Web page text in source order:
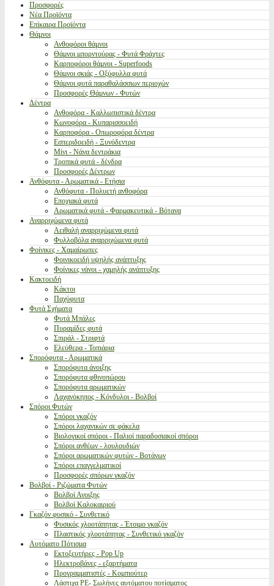
Προσφορές
Νέα Προϊόντα
Επίκαιρα Προϊόντα
Θάμνοι
Ανθοφόροι θάμνοι
Θάμνοι μπορντούρας - Φυτά Φράχτες
Καρποφόροι θάμνοι - Superfoods
Θάμνοι σκιάς - Οξύφυλλα φυτά
Θάμνοι φυτά παραθαλάσσιων περιοχών
Προσφορές Θάμνων - Φυτών
Δέντρα
Ανθοφόρα - Καλλωπιστικά δέντρα
Κωνοφόρα - Κυπαρισσοειδή
Καρποφόρα - Οπωροφόρα δέντρα
Εσπεριδοειδή - Ξυνόδεντρα
Μίνι - Νάνα δεντράκια
Τροπικά φυτά - δένδρα
Προσφορές Δέντρων
Ανθόφυτα - Αρωματικά - Ετήσια
Ανθόφυτα - Πολυετή ανθοφόρα
Εποχιακά φυτά
Αρωματικά φυτά - Φαρμακευτικά - Βότανα
Αναρριχώμενα φυτά
Αειθαλή αναρριχώμενα φυτά
Φυλλοβόλα αναρριχώμενα φυτά
Φοίνικες - Χαμαίρωπες
Φοινικοειδή υψηλής ανάπτυξης
Φοίνικες νάνοι - χαμηλής ανάπτυξης
Κακτοειδή
Κάκτοι
Παχύφυτα
Φυτά Σχήματα
Φυτά Μπάλες
Πυραμίδες φυτά
Σπιράλ - Στριφτά
Ελεύθερα - Τοπιάρια
Σπορόφυτα - Αρωματικά
Σπορόφυτα άνοιξης
Σπορόφυτα φθινοπώρου
Σπορόφυτα αρωματικών
Λαχανόκηπος - Κόνδυλοι - Βολβοί
Σπόροι Φυτών
Σπόροι γκαζόν
Σπόροι λαχανικών σε φάκελα
Βιολογικοί σπόροι - Παλιοί παραδοσιακοί σπόροι
Σπόροι ανθέων - λουλουδιών
Σπόροι αρωματικών φυτών - Βοτάνων
Σπόροι επαγγελματικοί
Προσφορές σπόρων γκαζόν
Βολβοί - Ριζώματα Φυτών
Βολβοί Ανοιξης
Βολβοί Καλοκαιριού
Γκαζόν φυσικό - Συνθετικό
Φυσικός χλοοτάπητας - Έτοιμο γκαζόν
Πλαστικός χλοοτάπητας - Συνθετικό γκαζόν
Αυτόματο Πότισμα
Εκτοξευτήρες - Pop Up
Ηλεκτροβάνες - εξαρτήματα
Προγραμματιστές - Κομπιούτερ
Λάστιχα PE- Σωλήνες αυτόματου ποτίσματος